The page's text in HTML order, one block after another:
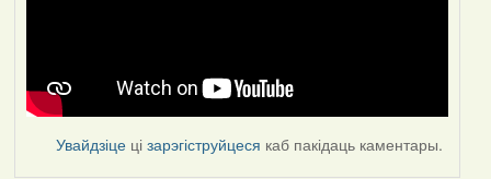
Увайдзіце цізарэгіструйцеся каб пакідаць каментары.